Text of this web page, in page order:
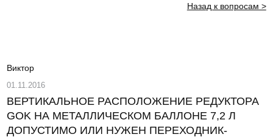
Назад к вопросам >
Виктор
01.11.2016
ВЕРТИКАЛЬНОЕ РАСПОЛОЖЕНИЕ РЕДУКТОРА
GOK НА МЕТАЛЛИЧЕСКОМ БАЛЛОНЕ 7,2 Л
ДОПУСТИМО ИЛИ НУЖЕН ПЕРЕХОДНИК-